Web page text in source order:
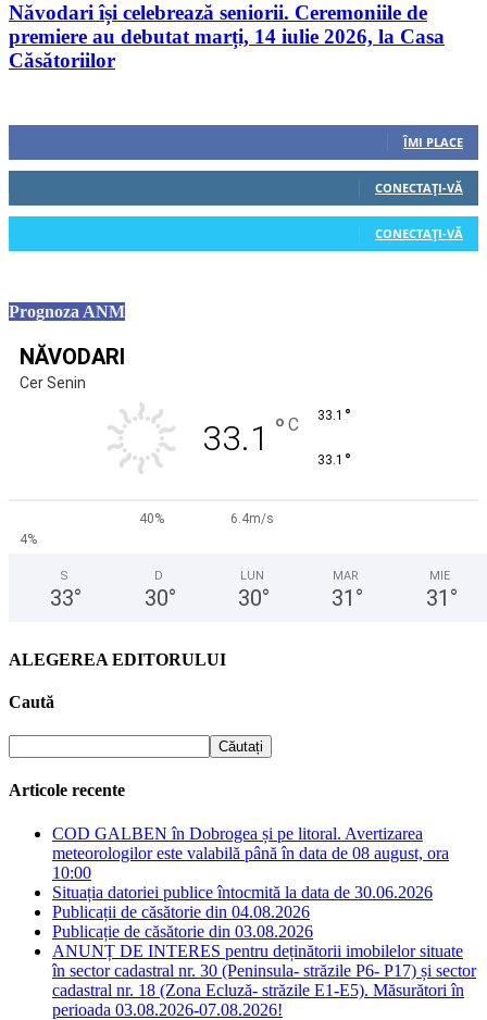
Năvodari își celebrează seniorii. Ceremoniile de
premiere au debutat marți, 14 iulie 2026, la Casa
Căsătoriilor
ÎMI PLACE
CONECTAȚI-VĂ
CONECTAȚI-VĂ
Prognoza ANM
NĂVODARI
Cer Senin
33.1 ° C 33.1 °
33.1 °
40%
6.4m/s
4%
S
33°
D
30°
LUN
30°
MAR
31 °
MIE
31 °
ALEGEREA EDITORULUI
Caută
Articole recente
COD GALBEN în Dobrogea și pe litoral. Avertizarea
meteorologilor este valabilă până în data de 08 august, ora
10:00
Situația datoriei publice întocmită la data de 30.06.2026
Publicații de căsătorie din 04.08.2026
Publicație de căsătorie din 03.08.2026
ANUNȚ DE INTERES pentru deținătorii imobilelor situate
în sector cadastral nr. 30 (Peninsula- străzile P6- P17) și sector
cadastral nr. 18 (Zona Ecluză- străzile E1-E5). Măsurători în
perioada 03.08.2026-07.08.2026!